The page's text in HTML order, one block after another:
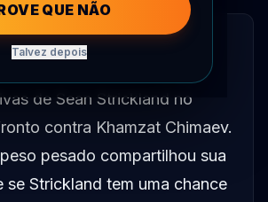
de Sean Strickland no
contra Khamzat Chimaev.
pesado compartilhou sua
se Strickland tem uma chance
QUE NÃO
Talvez depois